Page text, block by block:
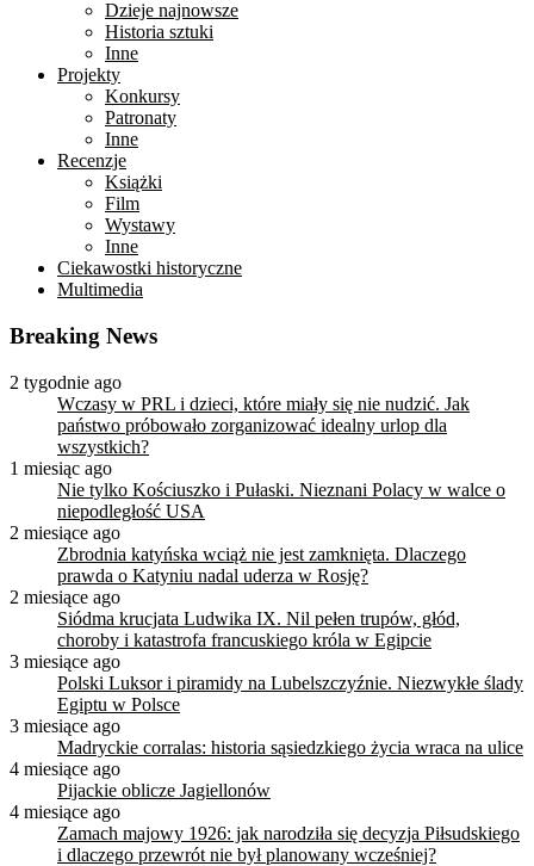
Dzieje najnowsze
Historia sztuki
Inne
Projekty
Konkursy
Patronaty
Inne
Recenzje
Książki
Film
Wystawy
Inne
Ciekawostki historyczne
Multimedia
Breaking News
2 tygodnie ago
Wczasy w PRL i dzieci, które miały się nie nudzić. Jak
państwo próbowało zorganizować idealny urlop dla
wszystkich?
1 miesiąc ago
Nie tylko Kościuszko i Pułaski. Nieznani Polacy w walce o
niepodległość USA
2 miesiące ago
Zbrodnia katyńska wciąż nie jest zamknięta. Dlaczego
prawda o Katyniu nadal uderza w Rosję?
2 miesiące ago
Siódma krucjata Ludwika IX. Nil pełen trupów, głód,
choroby i katastrofa francuskiego króla w Egipcie
3 miesiące ago
Polski Luksor i piramidy na Lubelszczyźnie. Niezwykłe ślady
Egiptu w Polsce
3 miesiące ago
Madryckie corralas: historia sąsiedzkiego życia wraca na ulice
4 miesiące ago
Pijackie oblicze Jagiellonów
4 miesiące ago
Zamach majowy 1926: jak narodziła się decyzja Piłsudskiego
i dlaczego przewrót nie był planowany wcześniej?